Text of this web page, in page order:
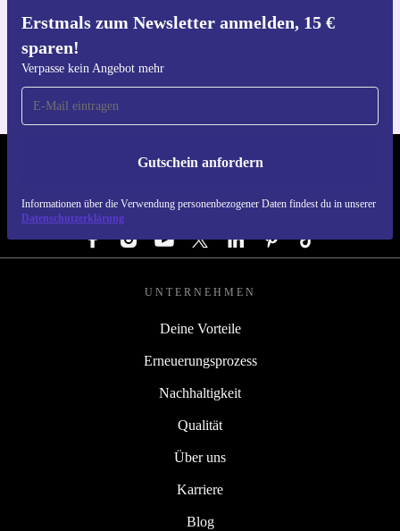
Erstmals zum Newsletter anmelden, 15 €
sparen!
Verpasse kein Angebot mehr
Gutschein anfordern
Informationen über die Verwendung personenbezogener Daten findest du in unserer
Datenschutzerklärung
Hol dir die refurbed-App
REFURBED DEUTSCHLAND - RETHINK NEW.
FOLGE UNS
UNTERNEHMEN
Deine Vorteile
Erneuerungsprozess
Nachhaltigkeit
Qualität
Über uns
Karriere
Blog